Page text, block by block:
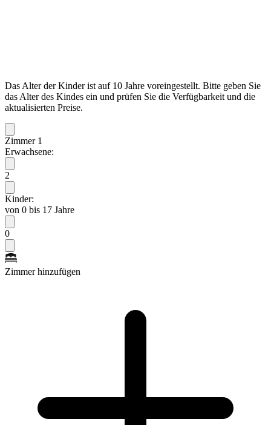
Das Alter der Kinder ist auf 10 Jahre voreingestellt. Bitte geben Sie
das Alter des Kindes ein und prüfen Sie die Verfügbarkeit und die
aktualisierten Preise.
Zimmer 1
Erwachsene:
2
Kinder:
von 0 bis 17 Jahre
0
Zimmer hinzufügen